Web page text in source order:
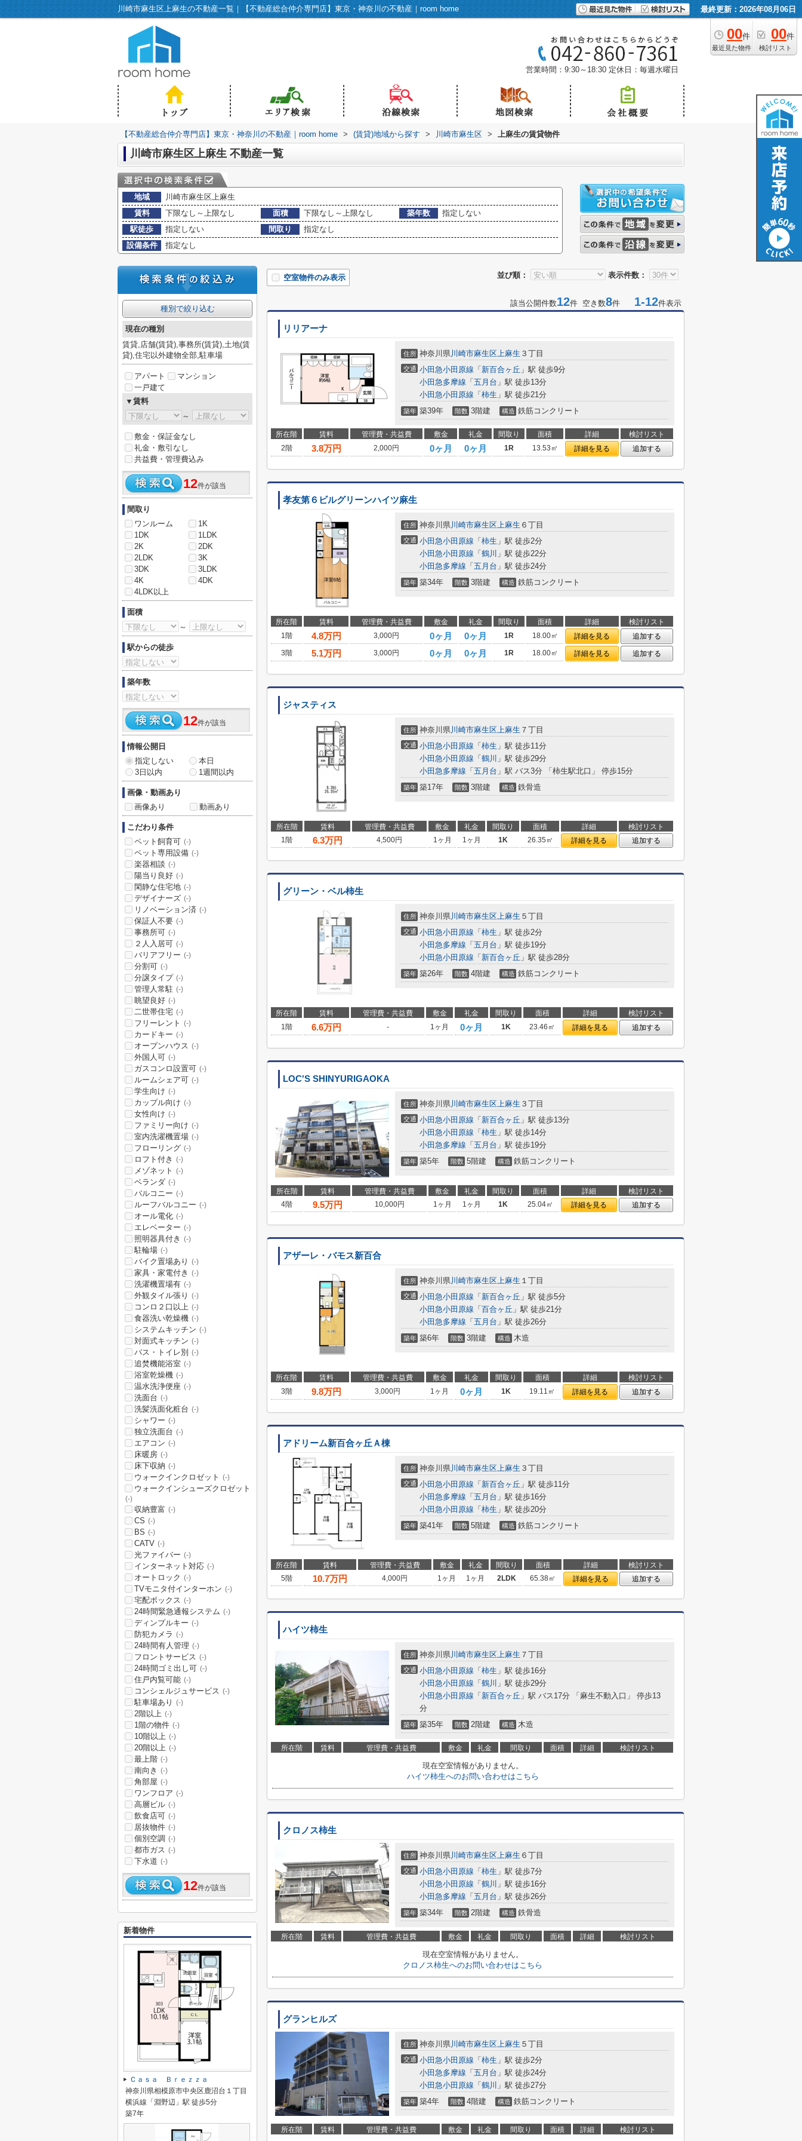
川崎市麻生区上麻生の不動産一覧｜【不動産総合仲介専門店】東京・神奈川の不動産｜room home 最終更新：2026年08月06日
00件
最近見た物件
00件
検討リスト
営業時間：9:30～18:30 定休日：毎週水曜日
【不動産総合仲介専門店】東京・神奈川の不動産｜room home > (賃貸)地域から探す > 川崎市麻生区 > 上麻生の賃貸物件
川崎市麻生区上麻生 不動産一覧
地域
川崎市麻生区上麻生
賃料
下限なし～上限なし 面積 下限なし～上限なし 築年数
指定しない
駅徒歩
指定しない 間取り
指定なし
設備条件
指定なし
並び順： 表示件数：
空室物件のみ表示
該当公開件数12件 空き数8件 1-12件表示
リリアーナ
住所 神奈川県川崎市麻生区上麻生 ３丁目
交通 小田急小田原線 「 新百合ヶ丘 」駅 徒歩9分
小田急多摩線 「 五月台 」駅 徒歩13分
小田急小田原線 「 柿生 」駅 徒歩21分
築年 築39年 階数 3階建 構造 鉄筋コンクリート
所在階 賃料 管理費・共益費 敷金 礼金 間取り 面積 詳細
検討リスト
2階
3.8万円 2,000円 0ヶ月 0ヶ月 1R 13.53㎡ 詳細を見る 追加する
孝友第６ビルグリーンハイツ麻生
住所 神奈川県川崎市麻生区上麻生 ６丁目
交通 小田急小田原線 「 柿生 」駅 徒歩2分
小田急小田原線 「 鶴川 」駅 徒歩22分
小田急多摩線 「 五月台 」駅 徒歩24分
築年 築34年 階数 3階建 構造 鉄筋コンクリート
所在階 賃料 管理費・共益費 敷金 礼金 間取り 面積 詳細
検討リスト
1階
4.8万円 3,000円 0ヶ月 0ヶ月 1R 18.00㎡ 詳細を見る
追加する
3階
5.1万円 3,000円 0ヶ月 0ヶ月 1R 18.00㎡ 詳細を見る 追加する
ジャスティス
住所 神奈川県川崎市麻生区上麻生 ７丁目
交通 小田急小田原線 「 柿生 」駅 徒歩11分
小田急小田原線 「 鶴川 」駅 徒歩29分
小田急多摩線 「 五月台 」駅 バス3分 「柿生駅北口」 停歩15分
築年 築17年 階数 3階建 構造 鉄骨造
所在階 賃料 管理費・共益費 敷金 礼金 間取り 面積 詳細
検討リスト
1階
6.3万円 4,500円 1ヶ月 1ヶ月 1K 26.35㎡ 詳細を見る 追加する
グリーン・ベル柿生
住所 神奈川県川崎市麻生区上麻生 ５丁目
交通 小田急小田原線 「 柿生 」駅 徒歩2分
小田急多摩線 「 五月台 」駅 徒歩19分
小田急小田原線 「 新百合ヶ丘 」駅 徒歩28分
築年 築26年 階数 4階建 構造 鉄筋コンクリート
所在階 賃料 管理費・共益費 敷金 礼金 間取り 面積 詳細
検討リスト
1階
6.6万円 - 1ヶ月 0ヶ月 1K 23.46㎡ 詳細を見る 追加する
LOC'S SHINYURIGAOKA
住所 神奈川県川崎市麻生区上麻生 ３丁目
交通 小田急小田原線 「 新百合ヶ丘 」駅 徒歩13分
小田急小田原線 「 柿生 」駅 徒歩14分
小田急多摩線 「 五月台 」駅 徒歩19分
築年 築5年 階数 5階建 構造 鉄筋コンクリート
所在階 賃料 管理費・共益費 敷金 礼金 間取り 面積 詳細
検討リスト
4階
9.5万円 10,000円 1ヶ月 1ヶ月 1K 25.04㎡ 詳細を見る 追加する
アザーレ・バモス新百合
住所 神奈川県川崎市麻生区上麻生 １丁目
交通 小田急小田原線 「 新百合ヶ丘 」駅 徒歩5分
小田急小田原線 「 百合ヶ丘 」駅 徒歩21分
小田急多摩線 「 五月台 」駅 徒歩26分
築年 築6年 階数 3階建 構造 木造
所在階 賃料 管理費・共益費 敷金 礼金 間取り 面積 詳細
検討リスト
3階
9.8万円 3,000円 1ヶ月 0ヶ月 1K 19.11㎡ 詳細を見る 追加する
アドリーム新百合ヶ丘Ａ棟
住所 神奈川県川崎市麻生区上麻生 ３丁目
交通 小田急小田原線 「 新百合ヶ丘 」駅 徒歩11分
小田急多摩線 「 五月台 」駅 徒歩16分
小田急小田原線 「 柿生 」駅 徒歩20分
築年 築41年 階数 5階建 構造 鉄筋コンクリート
所在階 賃料 管理費・共益費 敷金 礼金 間取り 面積 詳細
検討リスト
5階
10.7万円 4,000円 1ヶ月 1ヶ月 2LDK 65.38㎡ 詳細を見る 追加する
ハイツ柿生
住所 神奈川県川崎市麻生区上麻生 ７丁目
交通 小田急小田原線 「 柿生 」駅 徒歩16分
小田急小田原線 「 鶴川 」駅 徒歩29分
小田急小田原線 「 新百合ヶ丘 」駅 バス17分 「麻生不動入口」 停歩13
分
築年 築35年 階数 2階建 構造 木造
所在階 賃料 管理費・共益費 敷金 礼金 間取り 面積 詳細 検討リスト
現在空室情報がありません。
ハイツ柿生へのお問い合わせはこちら
クロノス柿生
住所 神奈川県川崎市麻生区上麻生 ６丁目
交通 小田急小田原線 「 柿生 」駅 徒歩7分
小田急小田原線 「 鶴川 」駅 徒歩16分
小田急多摩線 「 五月台 」駅 徒歩26分
築年 築34年 階数 2階建 構造 鉄骨造
所在階 賃料 管理費・共益費 敷金 礼金 間取り 面積 詳細 検討リスト
現在空室情報がありません。
クロノス柿生へのお問い合わせはこちら
グランヒルズ
住所 神奈川県川崎市麻生区上麻生 ５丁目
交通 小田急小田原線 「 柿生 」駅 徒歩2分
小田急多摩線 「 五月台 」駅 徒歩24分
小田急小田原線 「 鶴川 」駅 徒歩27分
築年 築4年 階数 4階建 構造 鉄筋コンクリート
所在階 賃料 管理費・共益費 敷金 礼金 間取り 面積 詳細 検討リスト
種別で絞り込む
現在の種別
賃貸,店舗(賃貸),事務所(賃貸),土地(賃
貸),住宅以外建物全部,駐車場
アパート
マンション
一戸建て
▼賃料
～
敷金・保証金なし
礼金・敷引なし
共益費・管理費込み
12件が該当
間取り
ワンルーム
1K
1DK
1LDK
2K
2DK
2LDK
3K
3DK
3LDK
4K
4DK
4LDK以上
面積
～
駅からの徒歩
築年数
12件が該当
情報公開日
指定しない
本日
3日以内
1週間以内
画像・動画あり
画像あり
動画あり
こだわり条件
ペット飼育可 (-)
ペット専用設備 (-)
楽器相談 (-)
陽当り良好 (-)
閑静な住宅地 (-)
デザイナーズ (-)
リノベーション済 (-)
保証人不要 (-)
事務所可 (-)
２人入居可 (-)
バリアフリー (-)
分割可 (-)
分譲タイプ (-)
管理人常駐 (-)
眺望良好 (-)
二世帯住宅 (-)
フリーレント (-)
カードキー (-)
オープンハウス (-)
外国人可 (-)
ガスコンロ設置可 (-)
ルームシェア可 (-)
学生向け (-)
カップル向け (-)
女性向け (-)
ファミリー向け (-)
室内洗濯機置場 (-)
フローリング (-)
ロフト付き (-)
メゾネット (-)
ベランダ (-)
バルコニー (-)
ルーフバルコニー (-)
オール電化 (-)
エレベーター (-)
照明器具付き (-)
駐輪場 (-)
バイク置場あり (-)
家具・家電付き (-)
洗濯機置場有 (-)
外観タイル張り (-)
コンロ２口以上 (-)
食器洗い乾燥機 (-)
システムキッチン (-)
対面式キッチン (-)
バス・トイレ別 (-)
追焚機能浴室 (-)
浴室乾燥機 (-)
温水洗浄便座 (-)
洗面台 (-)
洗髪洗面化粧台 (-)
シャワー (-)
独立洗面台 (-)
エアコン (-)
床暖房 (-)
床下収納 (-)
ウォークインクロゼット (-)
ウォークインシューズクロゼット
(-)
収納豊富 (-)
CS (-)
BS (-)
CATV (-)
光ファイバー (-)
インターネット対応 (-)
オートロック (-)
TVモニタ付インターホン (-)
宅配ボックス (-)
24時間緊急通報システム (-)
ディンプルキー (-)
防犯カメラ (-)
24時間有人管理 (-)
フロントサービス (-)
24時間ゴミ出し可 (-)
住戸内覧可能 (-)
コンシェルジュサービス (-)
駐車場あり (-)
2階以上 (-)
1階の物件 (-)
10階以上 (-)
20階以上 (-)
最上階 (-)
南向き (-)
角部屋 (-)
ワンフロア (-)
高層ビル (-)
飲食店可 (-)
居抜物件 (-)
個別空調 (-)
都市ガス (-)
下水道 (-)
12件が該当
新着物件
Ｃａｓａ Ｂｒｅｚｚａ
神奈川県相模原市中央区鹿沼台１丁目
横浜線「淵野辺」駅 徒歩5分
築7年